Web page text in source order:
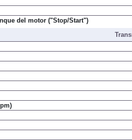
del motor ("Stop/Start")